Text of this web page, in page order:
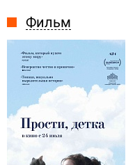
Фильм